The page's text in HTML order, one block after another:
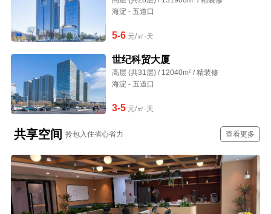
海淀 - 五道口
5-6元/㎡·天
世纪科贸大厦
高层 (共31层) / 12040m² / 精装修
海淀 - 五道口
3-5元/㎡·天
共享空间 拎包入住省心省力 查看更多